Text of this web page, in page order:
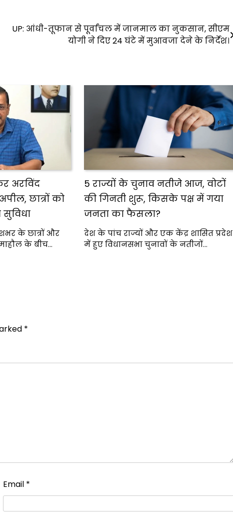
UP: आंधी-तूफान से पूर्वांचल में जानमाल का नुकसान, सीएम
योगी ने दिए 24 घंटे में मुआवजा देने के निर्देश।
अरविंद
छात्रों को
सुविधा
के छात्रों और
के बीच…
5 राज्यों के चुनाव नतीजे आज, वोटों
की गिनती शुरू, किसके पक्ष में गया
जनता का फैसला?
देश के पांच राज्यों और एक केंद्र शासित प्रदेश
में हुए विधानसभा चुनावों के नतीजों…
*
Email *